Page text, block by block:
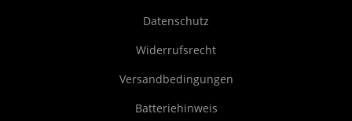
Datenschutz
Widerrufsrecht
Versandbedingungen
Batteriehinweis